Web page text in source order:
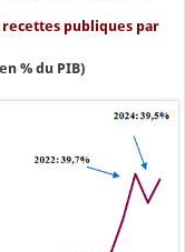
recettes publiques par
% du PIB)